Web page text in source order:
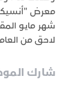
معرض
شهر مايو
لاحق من
شارك